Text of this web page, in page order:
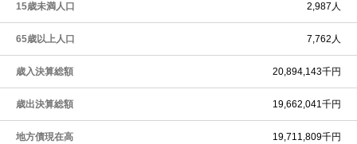
15歳未満人口 2,987人
65歳以上人口 7,762人
歳入決算総額 20,894,143千円
歳出決算総額 19,662,041千円
地方債現在高 19,711,809千円